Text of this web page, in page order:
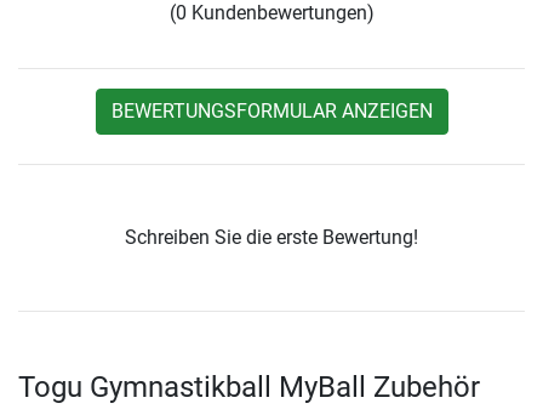
(0 Kundenbewertungen)
BEWERTUNGSFORMULAR ANZEIGEN
Schreiben Sie die erste Bewertung!
Togu Gymnastikball MyBall Zubehör